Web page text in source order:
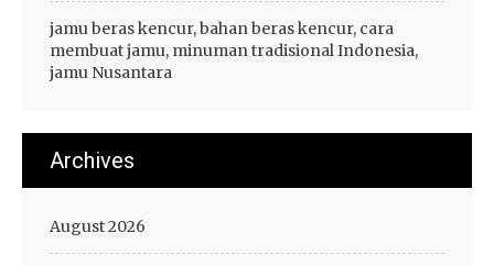
jamu beras kencur, bahan beras kencur, cara
membuat jamu, minuman tradisional Indonesia,
jamu Nusantara
Archives
August 2026